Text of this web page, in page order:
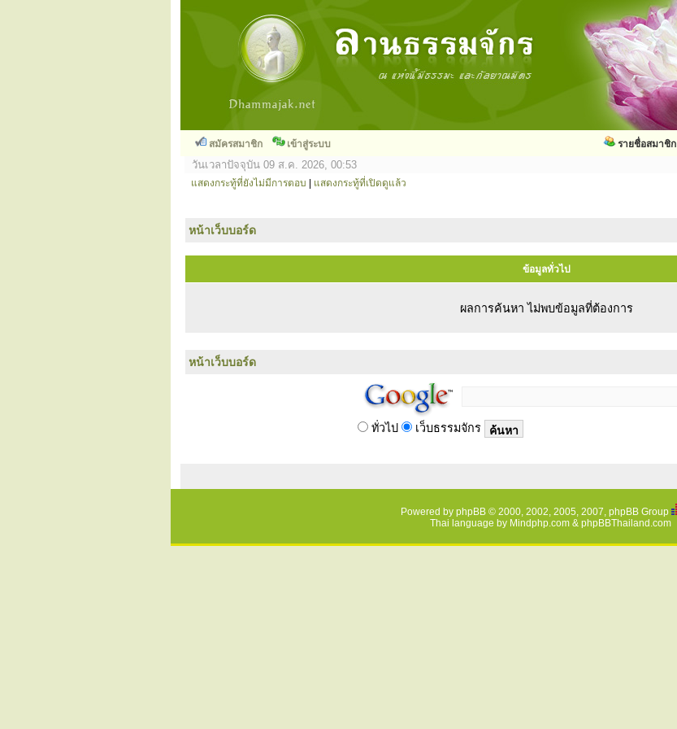
สมัครสมาชิก เข้าสู่ระบบ รายชื่อสมาชิก
วันเวลาปัจจุบัน 09 ส.ค. 2026, 00:53
แสดงกระทู้ที่ยังไม่มีการตอบ แสดงกระทู้ที่เปิดดูแล้ว
หน้าเว็บบอร์ด
ข้อมูลทั่วไป
ผลการค้นหา ไม่พบข้อมูลที่ต้องการ
หน้าเว็บบอร์ด
ทั่วไป เว็บธรรมจักร
Powered by phpBB © 2000, 2002, 2005, 2007, phpBB Group
Thai language by Mindphp.com& phpBBThailand.com